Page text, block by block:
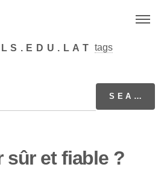
tags
sûr et fiable ?